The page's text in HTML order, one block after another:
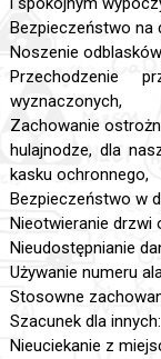
Bezpieczeństwo na
Noszenie
Przechodzenie
wyznaczonych,
Zachowanie
hulajnodze, dla
kasku ochronnego,
Bezpieczeństwo w
Nieotwieranie
Nieudostępnianie
Używanie numeru
Stosowne
Szacunek dla innych:
Nieuciekanie z